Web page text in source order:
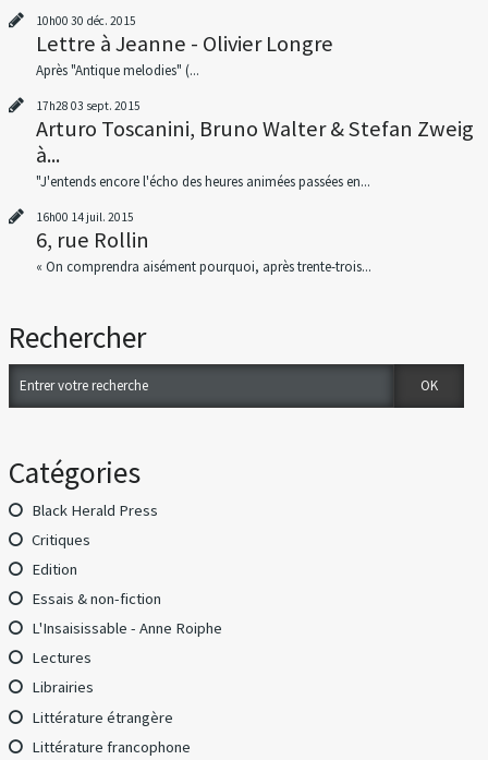
10h00 30 déc. 2015
Lettre à Jeanne - Olivier Longre
Après "Antique melodies" (...
17h28 03 sept. 2015
Arturo Toscanini, Bruno Walter & Stefan Zweig
à...
"J'entends encore l'écho des heures animées passées en...
16h00 14 juil. 2015
6, rue Rollin
« On comprendra aisément pourquoi, après trente-trois...
Rechercher
Catégories
Black Herald Press
Critiques
Edition
Essais & non-fiction
L'Insaisissable - Anne Roiphe
Lectures
Librairies
Littérature étrangère
Littérature francophone